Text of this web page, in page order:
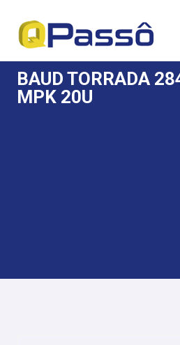
BAUD TORRADA
MPK 20U